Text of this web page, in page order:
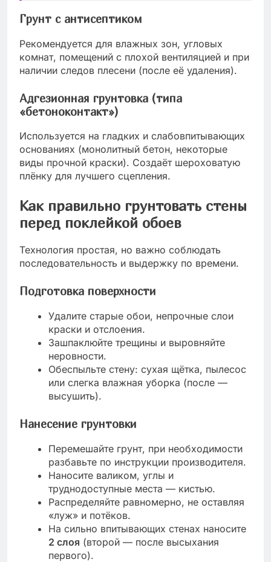
Грунт с антисептиком
Рекомендуется для влажных зон, угловых
комнат, помещений с плохой вентиляцией и при
наличии следов плесени (после её удаления).
Адгезионная грунтовка (типа
«бетоноконтакт»)
Используется на гладких и слабовпитывающих
основаниях (монолитный бетон, некоторые
виды прочной краски). Создаёт шероховатую
плёнку для лучшего сцепления.
Как правильно грунтовать стены
перед поклейкой обоев
Технология простая, но важно соблюдать
последовательность и выдержку по времени.
Подготовка поверхности
Удалите старые обои, непрочные слои
краски и отслоения.
Зашпаклюйте трещины и выровняйте
неровности.
Обеспыльте стену: сухая щётка, пылесос
или слегка влажная уборка (после —
высушить).
Нанесение грунтовки
Перемешайте грунт, при необходимости
разбавьте по инструкции производителя.
Наносите валиком, углы и
труднодоступные места — кистью.
Распределяйте равномерно, не оставляя
«луж» и потёков.
На сильно впитывающих стенах наносите
2 слоя (второй — после высыхания
первого).